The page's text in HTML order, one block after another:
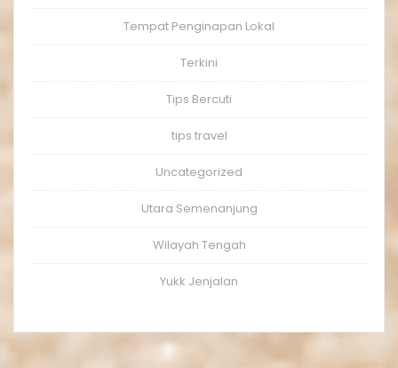
Tempat Penginapan Lokal
Terkini
Tips Bercuti
tips travel
Uncategorized
Utara Semenanjung
Wilayah Tengah
Yukk Jenjalan